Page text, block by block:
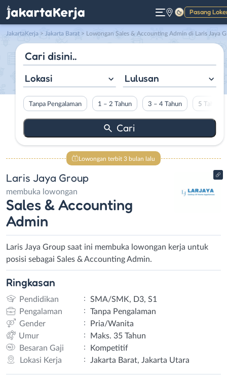
Pasang
Gelap
JakartaKerja > Jakarta Barat > Lowongan Sales & Accounting Admin di Laris Jaya
Lokasi Lulusan
Tanpa Pengalaman 1 – 2 Tahun 3 – 4 Tahun 5 Tahun
Lowongan terbit 3 bulan lalu
Laris Jaya Group
membuka lowongan
Sales & Accounting
Admin
Laris Jaya Group saat ini membuka lowongan kerja untuk
posisi sebagai Sales & Accounting Admin.
Ringkasan
Pendidikan :
SMA/SMK, D3, S1
Pengalaman
:
Tanpa Pengalaman
Gender
:
Pria/Wanita
Umur
:
Maks. 35 Tahun
Besaran Gaji
:
Kompetitif
Lokasi Kerja
: Jakarta Barat, Jakarta Utara